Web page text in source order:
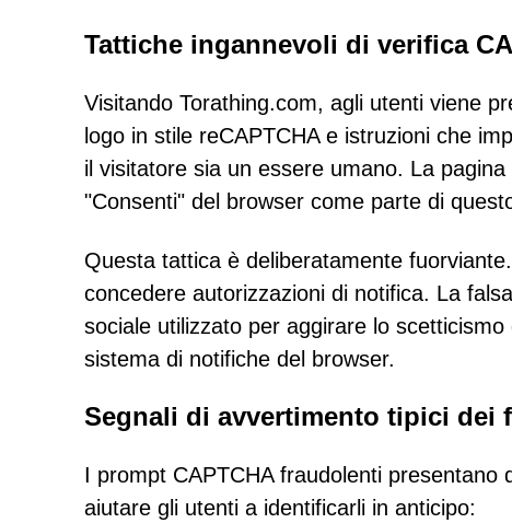
Tattiche ingannevoli di verifica
Visitando Torathing.com, agli utenti viene
logo in stile reCAPTCHA e istruzioni che
il visitatore sia un essere umano. La
"Consenti" del browser come parte di
Questa tattica è deliberatamente
concedere autorizzazioni di notifica. La
sociale utilizzato per aggirare lo
sistema di notifiche del browser.
Segnali di avvertimento tipici dei
I prompt CAPTCHA fraudolenti
aiutare gli utenti a identificarli in anticipo: